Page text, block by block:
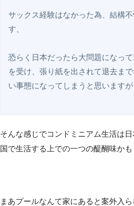
サックス経験はなかった為、結構
す、
恐らく日本だったら大問題になっ
を受け、張り紙を出されて退去ま
い事態になってしまうと思います
そんな感じでコンドミニアム生活は
国で生活する上での一つの醍醐味かも
まあプールなんて家にあると案外入